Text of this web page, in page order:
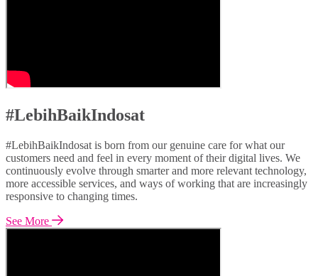
#LebihBaikIndosat
#LebihBaikIndosat is born from our genuine care for what our
customers need and feel in every moment of their digital lives. We
continuously evolve through smarter and more relevant technology,
more accessible services, and ways of working that are increasingly
responsive to changing times.
See More